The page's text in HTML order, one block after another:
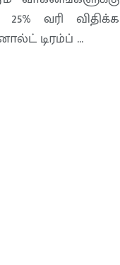
வரி விதிக்க
டிரம்ப் ...